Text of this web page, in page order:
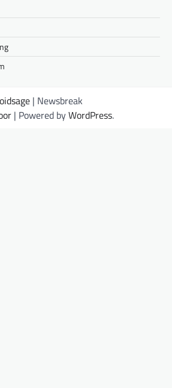
| Newsbreak
| Powered byWordPress.